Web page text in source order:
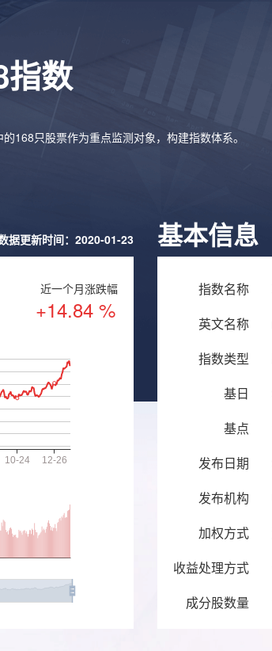
指数
168只股票作为重点监测对象，构建指数体系。
据更新时间：2020-01-23
近一个月涨跌幅
+14.84 %
基本信息
指数名称
英文名称
指数类型
基日
基点
发布日期
发布机构
加权方式
收益处理方式
成分股数量